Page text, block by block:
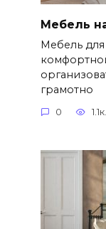
Мебель
Мебель
грамотно
0 1.1к.